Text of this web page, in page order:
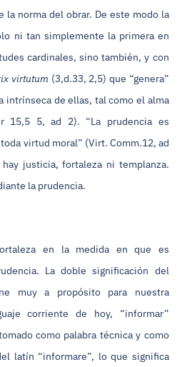
la norma del obrar. De este modo la
ni tan simplemente la primera en
cardinales, sino también, y con
virtutum (3,d.33, 2,5) que “genera”
intrínseca de ellas, tal como el alma
15,5 5, ad 2). “La prudencia es
virtud moral” (Virt. Comm.12, ad
justicia, fortaleza ni templanza.
la prudencia.
en la medida en que es
La doble significación del
muy a propósito para nuestra
corriente de hoy, “informar”
como palabra técnica y como
latín “informare”, lo que significa